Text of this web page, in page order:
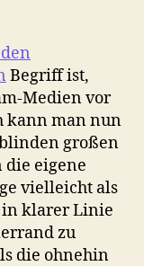
Begriff ist,
Medien vor
kann man nun
großen
die eigene
vielleicht als
in klarer Linie
zu
die ohnehin